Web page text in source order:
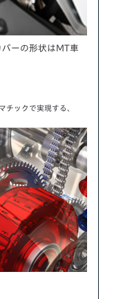
ーの形状はMT車
チックで実現する、